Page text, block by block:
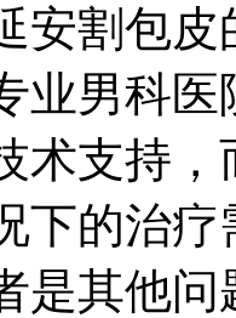
割包皮的
男科医院
术支持
下的治
是其他